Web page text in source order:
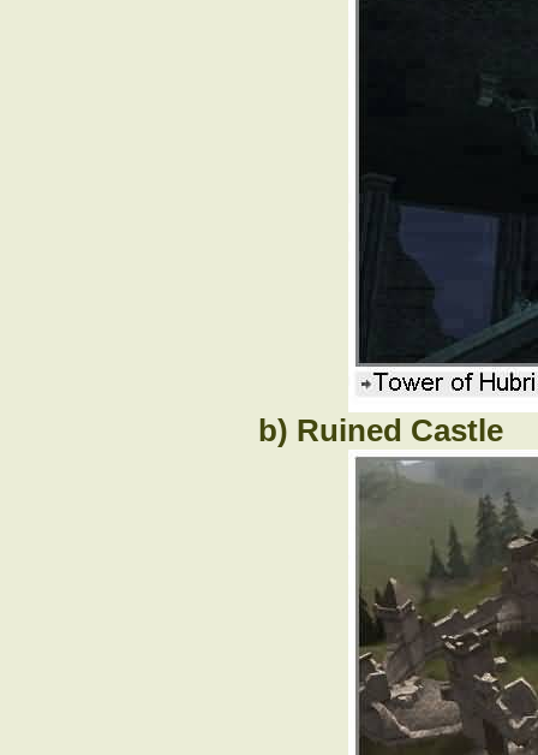
b) Ruined Castle